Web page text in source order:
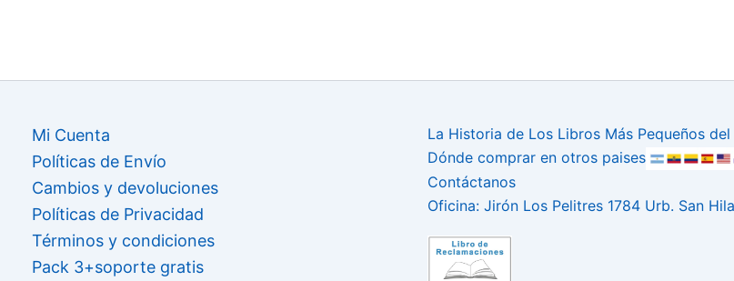
Mi Cuenta
Políticas de Envío
Cambios y devoluciones
Políticas de Privacidad
Términos y condiciones
Pack 3+soporte gratis
La Historia de Los Libros Más Pequeños
Dónde comprar en otros paises
Contáctanos
Oficina: Jirón Los Pelitres 1784 Urb. San